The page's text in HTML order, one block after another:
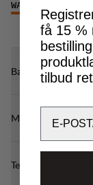
WATER
Materialer
Tekniske
få 15 %
tilbud